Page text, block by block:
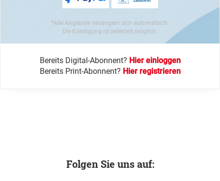
*Alle Angebote verlängern sich automatisch.
Die Kündigung ist jederzeit möglich.
Bereits Digital-Abonnent? Hier einloggen
Bereits Print-Abonnent? Hier registrieren
Folgen Sie uns auf: